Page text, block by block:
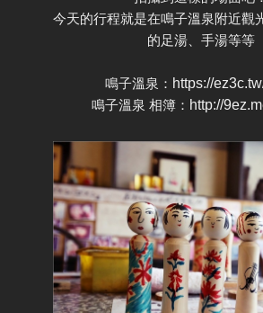
今天的行程就是在鳴子溫泉附近觀
的足湯、手湯等等
鳴子溫泉： https://
鳴子溫泉 相簿： http://